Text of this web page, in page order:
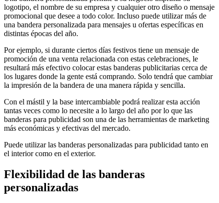
logotipo, el nombre de su empresa y cualquier otro diseño o mensaje
promocional que desee a todo color. Incluso puede utilizar más de
una bandera personalizada para mensajes u ofertas específicas en
distintas épocas del año.
Por ejemplo, si durante ciertos días festivos tiene un mensaje de
promoción de una venta relacionada con estas celebraciones, le
resultará más efectivo colocar estas banderas publicitarias cerca de
los lugares donde la gente está comprando. Solo tendrá que cambiar
la impresión de la bandera de una manera rápida y sencilla.
Con el mástil y la base intercambiable podrá realizar esta acción
tantas veces como lo necesite a lo largo del año por lo que las
banderas para publicidad son una de las herramientas de marketing
más económicas y efectivas del mercado.
Puede utilizar las banderas personalizadas para publicidad tanto en
el interior como en el exterior.
Flexibilidad de las banderas
personalizadas